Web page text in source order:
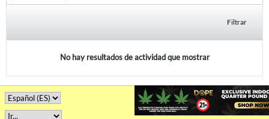
Filtrar
No hay resultados de actividad que mostrar